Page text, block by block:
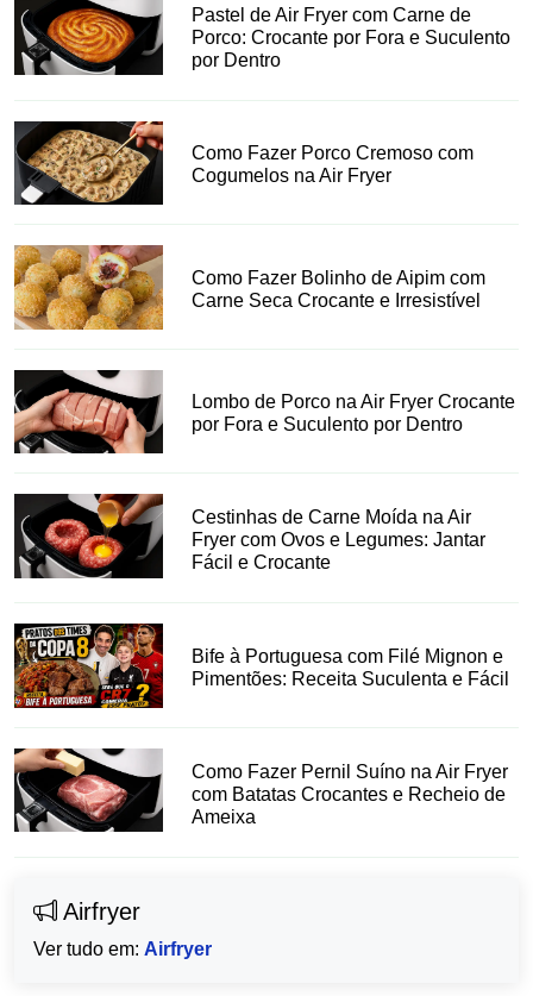
Pastel de Air Fryer com Carne de
Porco: Crocante por Fora e Suculento
por Dentro
Como Fazer Porco Cremoso com
Cogumelos na Air Fryer
Como Fazer Bolinho de Aipim com
Carne Seca Crocante e Irresistível
Lombo de Porco na Air Fryer Crocante
por Fora e Suculento por Dentro
Cestinhas de Carne Moída na Air
Fryer com Ovos e Legumes: Jantar
Fácil e Crocante
Bife à Portuguesa com Filé Mignon e
Pimentões: Receita Suculenta e Fácil
Como Fazer Pernil Suíno na Air Fryer
com Batatas Crocantes e Recheio de
Ameixa
Airfryer
Ver tudo em: Airfryer